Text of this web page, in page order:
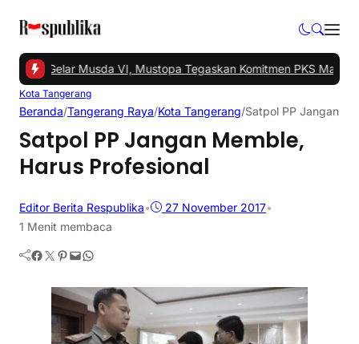
Gelar Musda VI, Mustopa Tegaskan Komitmen PKS Majukan
Kota Tangerang
Beranda/Tangerang Raya/Kota Tangerang/Satpol PP Jangan
Satpol PP Jangan Memble,
Harus Profesional
Editor Berita Respublika• 27 November 2017•
1 Menit membaca
Facebook Twitter Pinterest Mail WhatsApp